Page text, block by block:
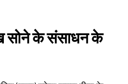
सोने के संसाधन के